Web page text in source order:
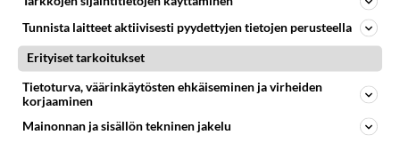
06.08.2026 13:03
Ikävä
458
Vihervasemmistofeministinaisasianaiset
06.08.2026 12:01
152
448
Tunnista laitteet aktiivisesti pyydettyjen tietojen perusteella
Erityiset tarkoitukset
Tietoturva, väärinkäytösten ehkäiseminen ja virheiden
korjaaminen
Mainonnan ja sisällön tekninen jakelu